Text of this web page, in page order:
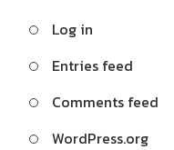
Log in
Entries feed
Comments feed
WordPress.org